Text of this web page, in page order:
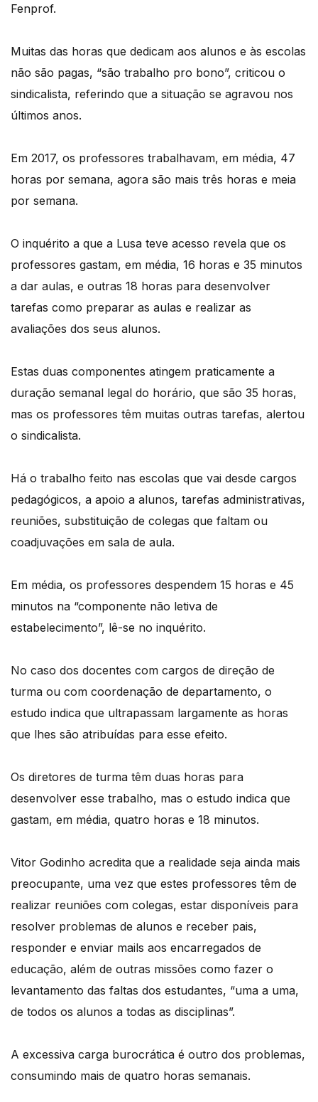
Fenprof.
Muitas das horas que dedicam aos alunos e às escolas
não são pagas, “são trabalho pro bono”, criticou o
sindicalista, referindo que a situação se agravou nos
últimos anos.
Em 2017, os professores trabalhavam, em média, 47
horas por semana, agora são mais três horas e meia
por semana.
O inquérito a que a Lusa teve acesso revela que os
professores gastam, em média, 16 horas e 35 minutos
a dar aulas, e outras 18 horas para desenvolver
tarefas como preparar as aulas e realizar as
avaliações dos seus alunos.
Estas duas componentes atingem praticamente a
duração semanal legal do horário, que são 35 horas,
mas os professores têm muitas outras tarefas, alertou
o sindicalista.
Há o trabalho feito nas escolas que vai desde cargos
pedagógicos, a apoio a alunos, tarefas administrativas,
reuniões, substituição de colegas que faltam ou
coadjuvações em sala de aula.
Em média, os professores despendem 15 horas e 45
minutos na “componente não letiva de
estabelecimento”, lê-se no inquérito.
No caso dos docentes com cargos de direção de
turma ou com coordenação de departamento, o
estudo indica que ultrapassam largamente as horas
que lhes são atribuídas para esse efeito.
Os diretores de turma têm duas horas para
desenvolver esse trabalho, mas o estudo indica que
gastam, em média, quatro horas e 18 minutos.
Vitor Godinho acredita que a realidade seja ainda mais
preocupante, uma vez que estes professores têm de
realizar reuniões com colegas, estar disponíveis para
resolver problemas de alunos e receber pais,
responder e enviar mails aos encarregados de
educação, além de outras missões como fazer o
levantamento das faltas dos estudantes, “uma a uma,
de todos os alunos a todas as disciplinas”.
A excessiva carga burocrática é outro dos problemas,
consumindo mais de quatro horas semanais.